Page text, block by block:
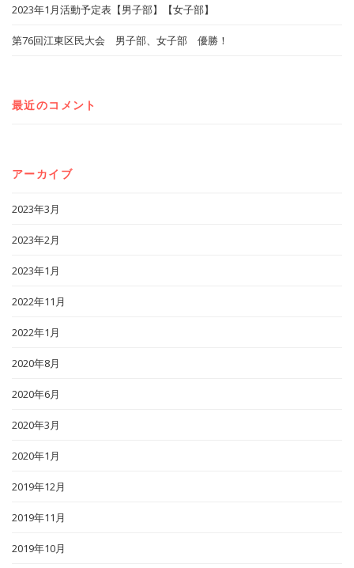
2023年1月活動予定表【男子部】【女子部】
第76回江東区民大会 男子部、女子部 優勝！
最近のコメント
アーカイブ
2023年3月
2023年2月
2023年1月
2022年11月
2022年1月
2020年8月
2020年6月
2020年3月
2020年1月
2019年12月
2019年11月
2019年10月